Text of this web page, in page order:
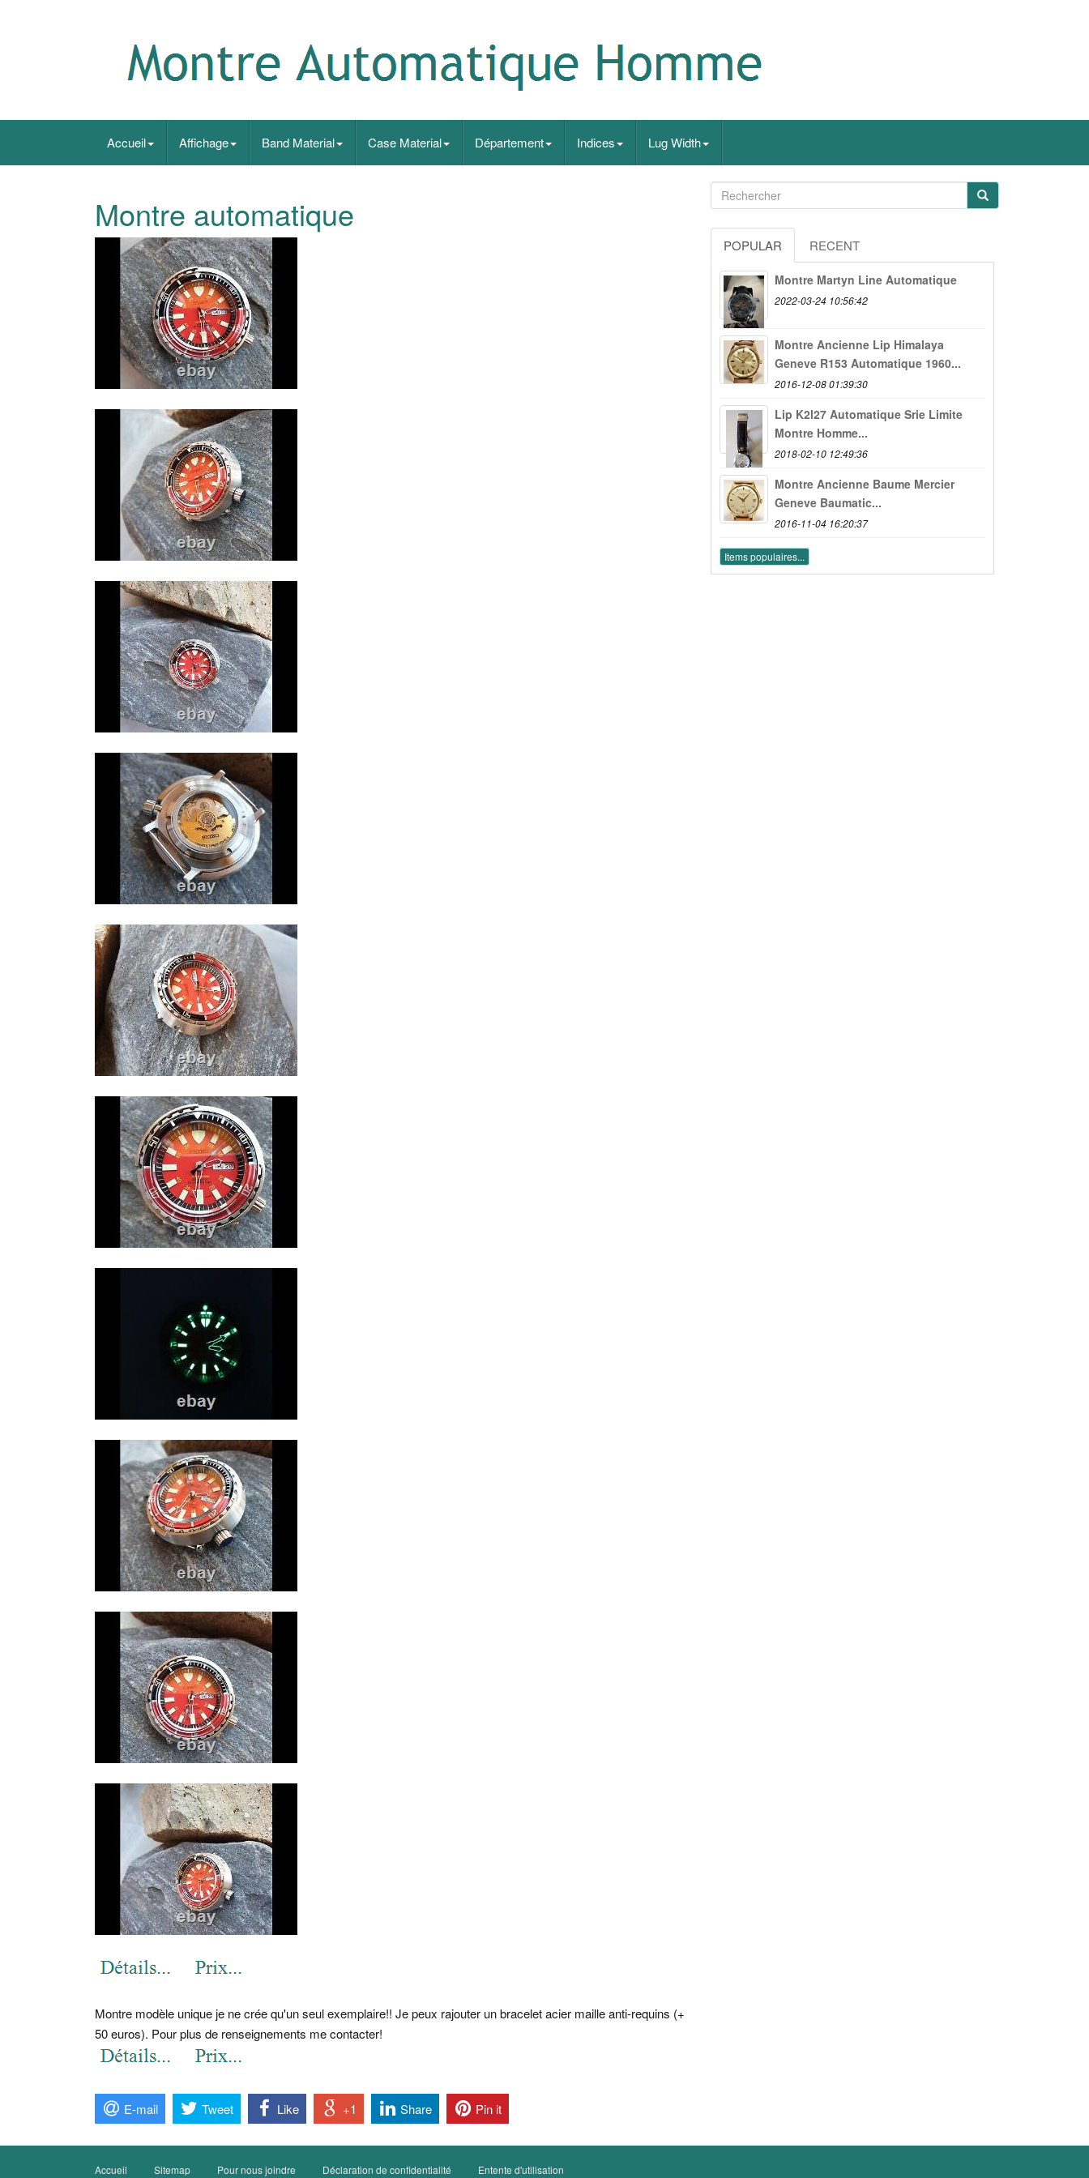
Accueil Affichage Band Material Case Material Département Indices Lug Width
Montre automatique
Montre modèle unique je ne crée qu'un seul exemplaire!! Je peux rajouter un bracelet acier maille anti-requins (+
50 euros). Pour plus de renseignements me contacter!
POPULAR RECENT
Montre Martyn Line Automatique
2022-03-24 10:56:42
Montre Ancienne Lip Himalaya
Geneve R153 Automatique 1960...
2016-12-08 01:39:30
Lip K2l27 Automatique Srie Limite
Montre Homme...
2018-02-10 12:49:36
Montre Ancienne Baume Mercier
Geneve Baumatic...
2016-11-04 16:20:37
Items populaires...
E-mail Tweet Like +1 Share Pin it
Accueil Sitemap Pour nous joindre Déclaration de confidentialité Entente d'utilisation